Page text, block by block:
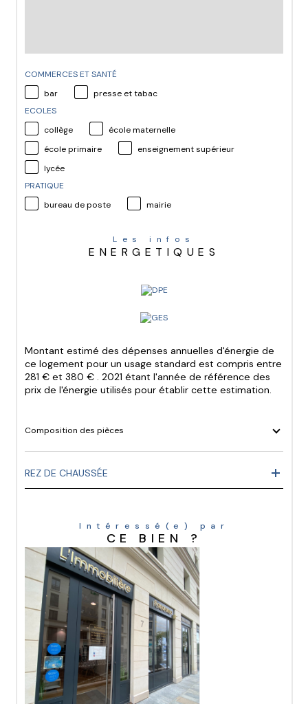
COMMERCES ET SANTÉ
bar
presse et tabac
ECOLES
collège
école maternelle
école primaire
enseignement supérieur
lycée
PRATIQUE
bureau de poste
mairie
Les infos
ENERGETIQUES
Montant estimé des dépenses annuelles d'énergie de
ce logement pour un usage standard est compris entre
281 € et 380 € . 2021 étant l'année de référence des
prix de l'énergie utilisés pour établir cette estimation.
Composition des pièces
REZ DE CHAUSSÉE
Intéressé(e) par
CE BIEN ?